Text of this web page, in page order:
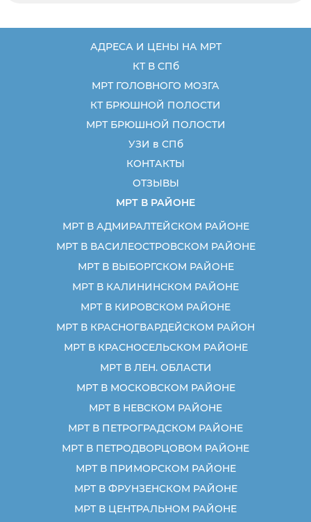
АДРЕСА И ЦЕНЫ НА МРТ
КТ В СПб
МРТ ГОЛОВНОГО МОЗГА
КТ БРЮШНОЙ ПОЛОСТИ
МРТ БРЮШНОЙ ПОЛОСТИ
УЗИ в СПб
КОНТАКТЫ
ОТЗЫВЫ
МРТ В РАЙОНЕ
МРТ В АДМИРАЛТЕЙСКОМ РАЙОНЕ
МРТ В ВАСИЛЕОСТРОВСКОМ РАЙОНЕ
МРТ В ВЫБОРГСКОМ РАЙОНЕ
МРТ В КАЛИНИНСКОМ РАЙОНЕ
МРТ В КИРОВСКОМ РАЙОНЕ
МРТ В КРАСНОГВАРДЕЙСКОМ РАЙОН
МРТ В КРАСНОСЕЛЬСКОМ РАЙОНЕ
МРТ В ЛЕН. ОБЛАСТИ
МРТ В МОСКОВСКОМ РАЙОНЕ
МРТ В НЕВСКОМ РАЙОНЕ
МРТ В ПЕТРОГРАДСКОМ РАЙОНЕ
МРТ В ПЕТРОДВОРЦОВОМ РАЙОНЕ
МРТ В ПРИМОРСКОМ РАЙОНЕ
МРТ В ФРУНЗЕНСКОМ РАЙОНЕ
МРТ В ЦЕНТРАЛЬНОМ РАЙОНЕ